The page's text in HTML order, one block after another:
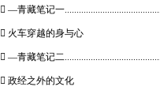
 —青藏笔记一
 火车穿越的身与心
 —青藏笔记二
 政经之外的文化